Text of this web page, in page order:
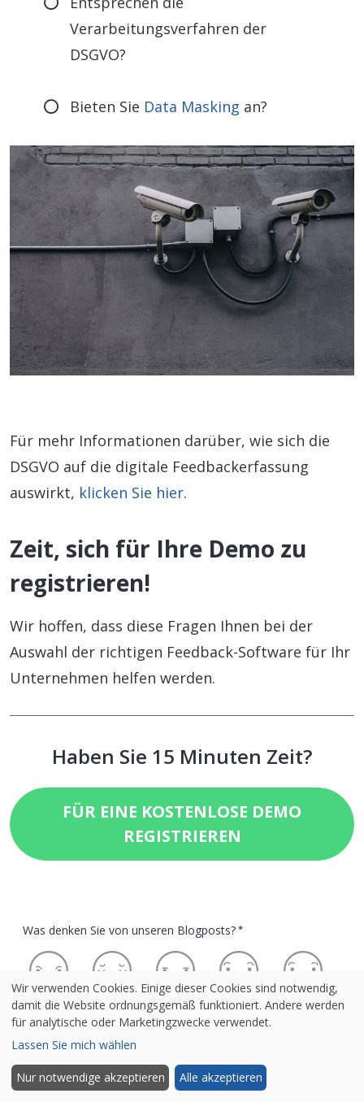
Verarbeitungsverfahren der
DSGVO?
Bieten Sie Data Masking an?
Für mehr Informationen darüber, wie sich die
DSGVO auf die digitale Feedbackerfassung
auswirkt, klicken Sie hier.
Zeit, sich für Ihre Demo zu
registrieren!
Wir hoffen, dass diese Fragen Ihnen bei der
Auswahl der richtigen Feedback-Software für Ihr
Unternehmen helfen werden.
Haben Sie 15 Minuten Zeit?
FÜR EINE KOSTENLOSE DEMO
REGISTRIEREN
Was denken Sie von unseren Blogposts? *
Wir verwenden Cookies. Einige dieser Cookies sind notwendig,
damit die Website ordnungsgemäß funktioniert. Andere werden
für analytische oder Marketingzwecke verwendet.
Lassen Sie mich wählen
Nur notwendige akzeptieren Alle akzeptieren